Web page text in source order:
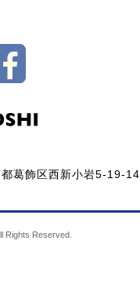
葛飾区西新小岩5-19-14
Rights Reserved.